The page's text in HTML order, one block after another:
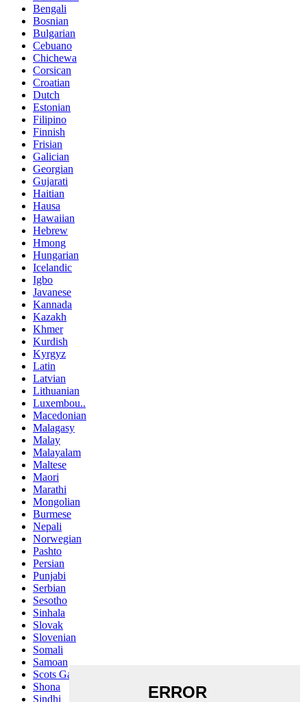
Bengali
Bosnian
Bulgarian
Cebuano
Chichewa
Corsican
Croatian
Dutch
Estonian
Filipino
Finnish
Frisian
Galician
Georgian
Gujarati
Haitian
Hausa
Hawaiian
Hebrew
Hmong
Hungarian
Icelandic
Igbo
Javanese
Kannada
Kazakh
Khmer
Kurdish
Kyrgyz
Latin
Latvian
Lithuanian
Luxembou..
Macedonian
Malagasy
Malay
Malayalam
Maltese
Maori
Marathi
Mongolian
Burmese
Nepali
Norwegian
Pashto
Persian
Punjabi
Serbian
Sesotho
Sinhala
Slovak
Slovenian
Somali
Samoan
Scots Gaelic
Shona
Sindhi